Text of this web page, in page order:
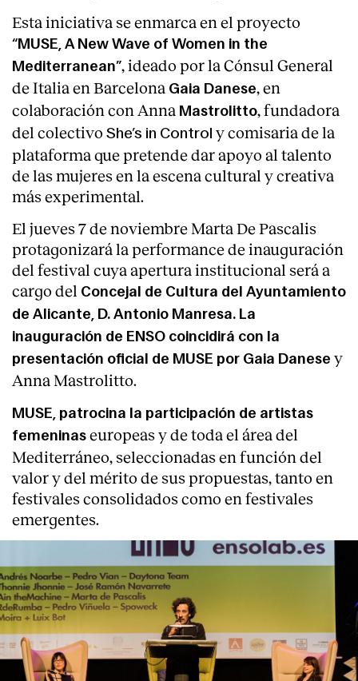
Esta iniciativa se enmarca en el proyecto
“MUSE, A New Wave of Women in the
Mediterranean”, ideado por la Cónsul General
de Italia en Barcelona Gaia Danese, en
colaboración con Anna Mastrolitto, fundadora
del colectivo She’s in Control y comisaria de la
plataforma que pretende dar apoyo al talento
de las mujeres en la escena cultural y creativa
más experimental.
El jueves 7 de noviembre Marta De Pascalis
protagonizará la performance de inauguración
del festival cuya apertura institucional será a
cargo del Concejal de Cultura del Ayuntamiento
de Alicante, D. Antonio Manresa. La
inauguración de ENSO coincidirá con la
presentación oficial de MUSE por Gaia Danese y
Anna Mastrolitto.
MUSE, patrocina la participación de artistas
femeninas europeas y de toda el área del
Mediterráneo, seleccionadas en función del
valor y del mérito de sus propuestas, tanto en
festivales consolidados como en festivales
emergentes.